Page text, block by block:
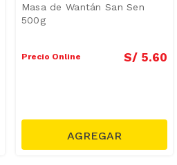
Masa de Wantán San Sen
500g
Precio Online S/ 5.60